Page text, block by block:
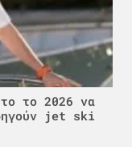
το 2026 να
jet ski